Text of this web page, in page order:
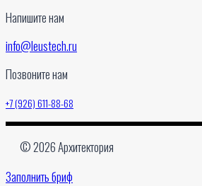
Напишите нам
info@leustech.ru
Позвоните нам
+7 (926) 611-88-68
© 2026 Архитектория
Заполнить бриф